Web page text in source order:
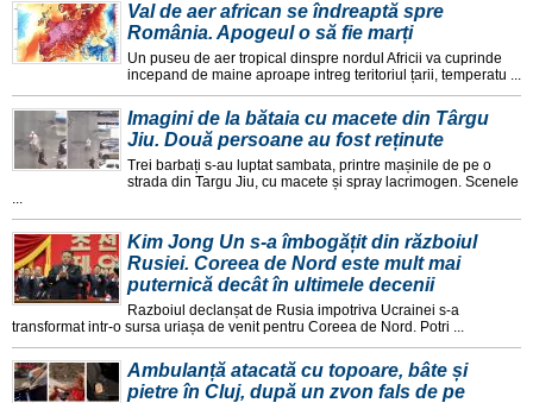
Val de aer african se îndreaptă spre
România. Apogeul o să fie marți
Un puseu de aer tropical dinspre nordul Africii va cuprinde
incepand de maine aproape intreg teritoriul țarii, temperatu ...
Imagini de la bătaia cu macete din Târgu
Jiu. Două persoane au fost reținute
Trei barbați s-au luptat sambata, printre mașinile de pe o
strada din Targu Jiu, cu macete și spray lacrimogen. Scenele
...
Kim Jong Un s-a îmbogățit din războiul
Rusiei. Coreea de Nord este mult mai
puternică decât în ultimele decenii
Razboiul declanșat de Rusia impotriva Ucrainei s-a
transformat intr-o sursa uriașa de venit pentru Coreea de Nord. Potri ...
Ambulanță atacată cu topoare, bâte și
pietre în Cluj, după un zvon fals de pe